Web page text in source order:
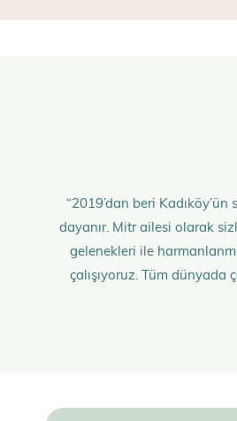
“2019’dan beri
dayanır. Mitr ailesi olarak
gelenekleri ile
çalışıyoruz. Tüm